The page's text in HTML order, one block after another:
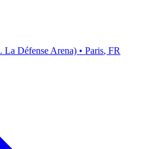
La Défense Arena) • Paris, FR